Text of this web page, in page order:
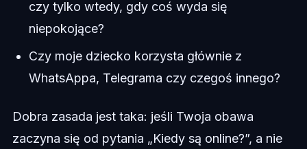
czy tylko wtedy, gdy coś wyda się
niepokojące?
Czy moje dziecko korzysta głównie z
WhatsAppa, Telegrama czy czegoś innego?
Dobra zasada jest taka: jeśli Twoja obawa
zaczyna się od pytania „Kiedy są online?”, a nie